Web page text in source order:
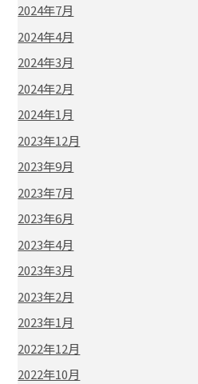
2024年7月
2024年4月
2024年3月
2024年2月
2024年1月
2023年12月
2023年9月
2023年7月
2023年6月
2023年4月
2023年3月
2023年2月
2023年1月
2022年12月
2022年10月